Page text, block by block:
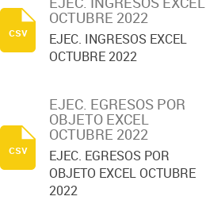
OCTUBRE 2022
EJEC. INGRESOS EXCEL
OCTUBRE 2022
csv
EJEC. EGRESOS POR
OBJETO EXCEL
OCTUBRE 2022
EJEC. EGRESOS POR
OBJETO EXCEL OCTUBRE
2022
csv